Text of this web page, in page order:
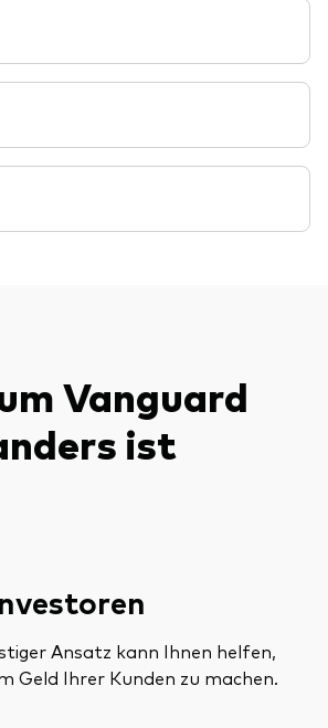
Vanguard
ist
Ansatz kann Ihnen helfen,
Geld Ihrer Kunden zu machen.